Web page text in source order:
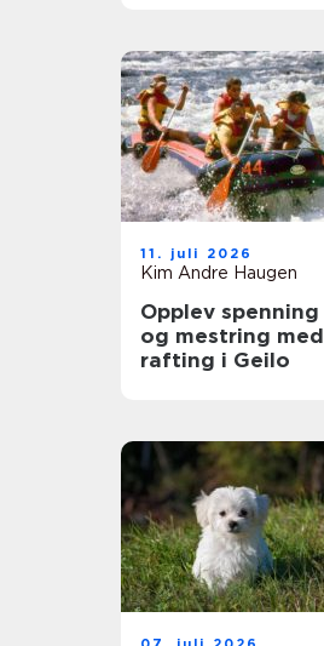
11. juli 2026
Kim Andre Haugen
Opplev spenning
og mestring med
rafting i Geilo